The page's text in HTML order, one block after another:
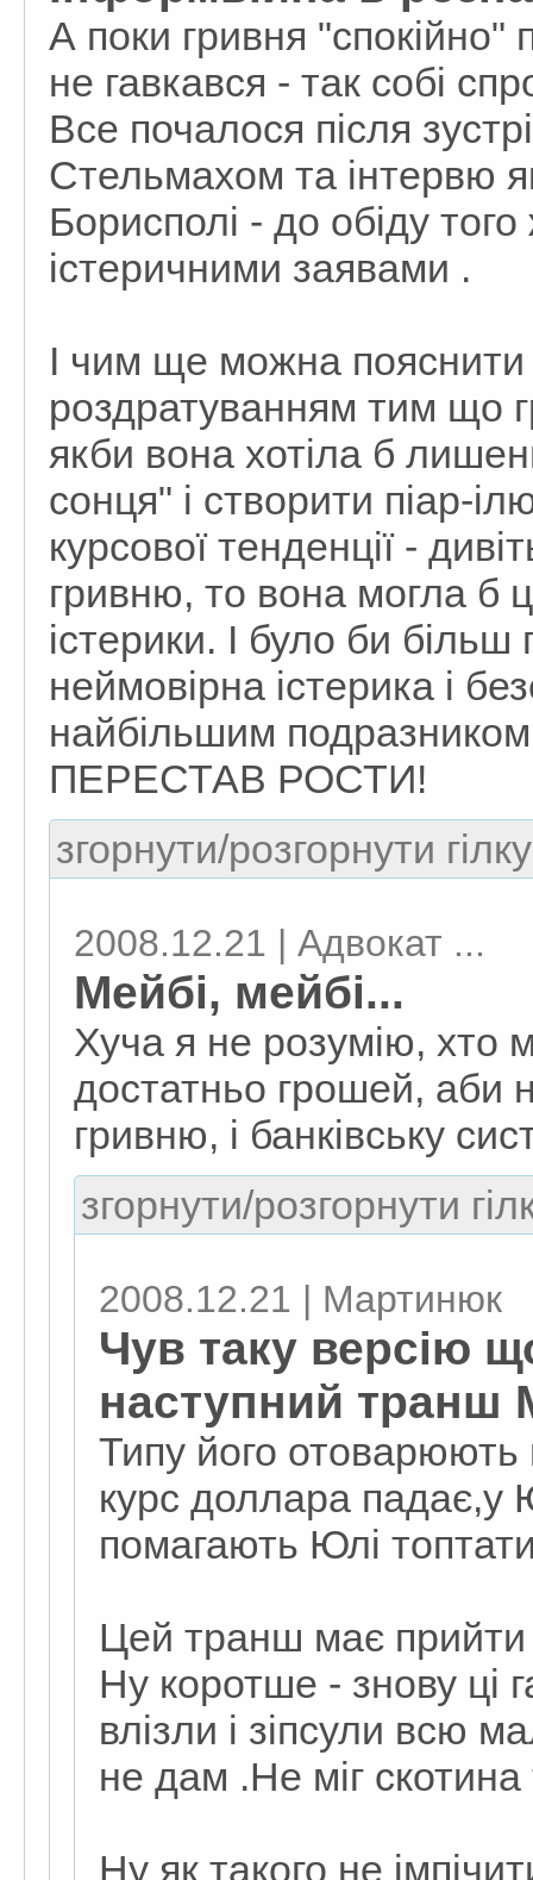
А поки гривня
не гавкався - так собі
Все почалося після
Стельмахом та інтервю
Борисполі - до обіду
істеричними заявами .
І чим ще можна пояснити
роздратуванням тим що
якби вона хотіла б
сонця" і створити піар-
курсової тенденції -
гривню, то вона могла б
істерики. І було би
неймовірна істерика і
найбільшим
ПЕРЕСТАВ РОСТИ!
згорнути/розгорнути
2008.12.21 | Адвокат ...
Мейбі, мейбі...
Хуча я не розумію, хто
достатньо грошей, аби
гривню, і банківську
згорнути/розгорнути
2008.12.21 | Мартинюк
Чув таку версію
наступний
Типу його
курс доллара падає,у
помагають Юлі
Цей транш має прийти
Ну коротше - знову ці
влізли і зіпсули всю
не дам .Не міг скотина
Ну як такого не